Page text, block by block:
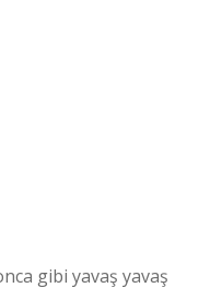
gibi yavaş yavaş